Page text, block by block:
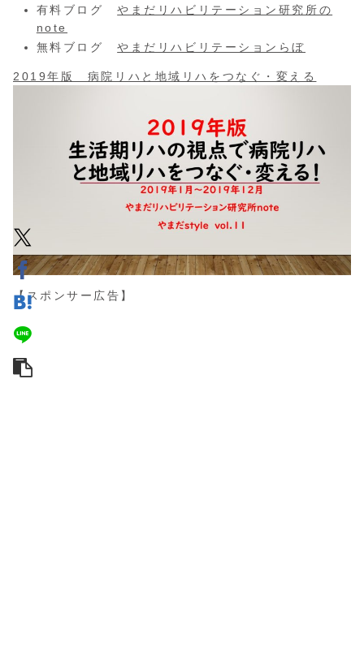
有料ブログやまだリハビリテーション研究所の
note
無料ブログやまだリハビリテーションらぼ
2019年版 病院リハと地域リハをつなぐ・変える
【スポンサー広告】